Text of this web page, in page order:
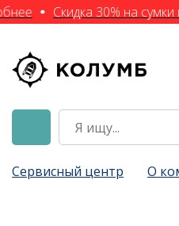
Скидка 30% на
Сервисный центр О